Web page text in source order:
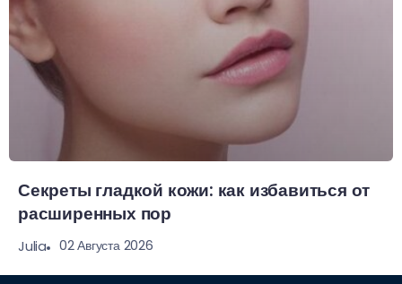
Секреты гладкой кожи: как избавиться от
расширенных пор
Julia 02 Августа 2026